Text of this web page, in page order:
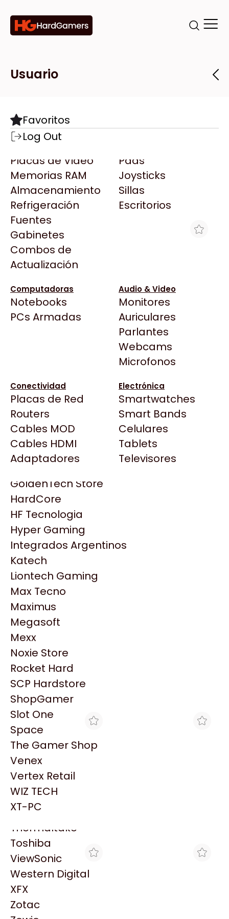
Categorías
Componentes
Motherboards
Microprocesadores
Placas de Video
Memorias RAM
Almacenamiento
Refrigeración
Fuentes
Gabinetes
Combos de
Actualización
Pads
Joysticks
Sillas
Escritorios
Computadoras
Notebooks
PCs Armadas
Audio & Video
Monitores
Auriculares
Parlantes
Webcams
Microfonos
Conectividad
Placas de Red
Routers
Cables MOD
Cables HDMI
Adaptadores
Electrónica
Smartwatches
Smart Bands
Celulares
Tablets
Televisores
Marcas
Todas las Marcas
AMD
AULA
Acer
Adata
AeroCool
Antec
Arkham
Asrock
BenQ
CX
Cooler Master
Deepcool
Dell
EVGA
Gamemax
Genesis
Genius
HP
HyperX
INNO3D
Intel
Kingston
Lenovo
Logitech
MSI
NVIDIA GeForce
NZXT
PNY
Palit
Philips
PowerColor
Razer
Redragon
Samsung
Sandisk
Sapphire
Seagate
Sentey
Solarmax
Thermaltake
Toshiba
ViewSonic
Western Digital
XFX
Zotac
Tiendas
Destacadas
Todas las Tiendas
Click Gaming
Compufan Store
Dinobyte
Full H4rd
Gaming City
Gezatek
GoldenTech Store
HardCore
HF Tecnologia
Hyper Gaming
Integrados Argentinos
Katech
Liontech Gaming
Max Tecno
Maximus
Megasoft
Mexx
Noxie Store
Rocket Hard
SCP Hardstore
ShopGamer
Slot One
Space
The Gamer Shop
Venex
Vertex Retail
WIZ TECH
XT-PC
Usuario
Favoritos
Log Out
MICROSD KINGSTON 64GB CANVAS
SELECT PLUS 100MB/S CLASE 10
$32.264
Ver producto en la página de Gaming Point
Productos
Similares
Explorá más productos similares
GAMING POINT
MICROSD KINGSTON
128GB CANVAS SELECT